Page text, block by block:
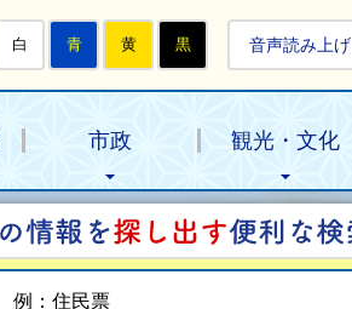
白 青 黄 黒 音声読み上げ
市政 観光・文化